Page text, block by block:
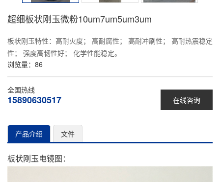
超细板状刚玉微粉10um7um5um3um
板状刚玉特性：高耐火度； 高耐腐性； 高耐冲刷性； 高耐热震稳定
性； 强度高韧性好； 化学性能稳定。
浏览量： 86
在线咨询
全国热线
15890630517
产品介绍 文件
板状刚玉电镜图：